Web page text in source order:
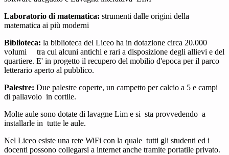
Laboratorio di matematica: strumenti dalle origini della
matematica ai più moderni
Biblioteca: la biblioteca del Liceo ha in dotazione circa 20.000
volumi tra cui alcuni antichi e rari a disposizione degli allievi e del
quartiere. E' in progetto il recupero del mobilio d'epoca per il parco
letterario aperto al pubblico.
Palestre: Due palestre coperte, un campetto per calcio a 5 e campi
di pallavolo in cortile.
Molte aule sono dotate di lavagne Lim e si sta provvedendo a
installarle in tutte le aule.
Nel Liceo esiste una rete WiFi con la quale tutti gli studenti ed i
docenti possono collegarsi a internet anche tramite portatile privato.